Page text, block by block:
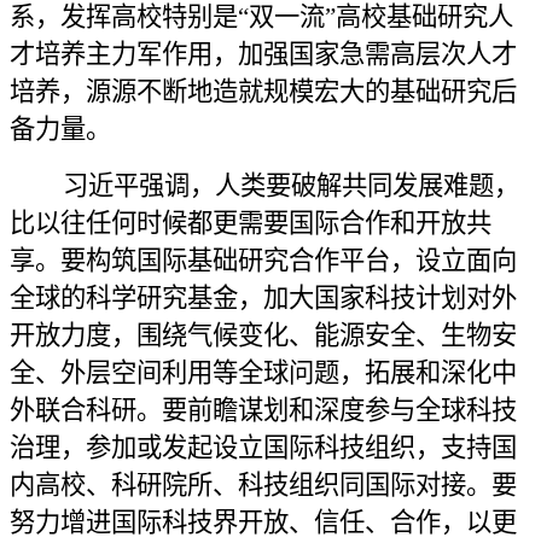
系，发挥高校特别是“双一流”高校基础研究人
才培养主力军作用，加强国家急需高层次人才
培养，源源不断地造就规模宏大的基础研究后
备力量。
习近平强调，人类要破解共同发展难题，
比以往任何时候都更需要国际合作和开放共
享。要构筑国际基础研究合作平台，设立面向
全球的科学研究基金，加大国家科技计划对外
开放力度，围绕气候变化、能源安全、生物安
全、外层空间利用等全球问题，拓展和深化中
外联合科研。要前瞻谋划和深度参与全球科技
治理，参加或发起设立国际科技组织，支持国
内高校、科研院所、科技组织同国际对接。要
努力增进国际科技界开放、信任、合作，以更